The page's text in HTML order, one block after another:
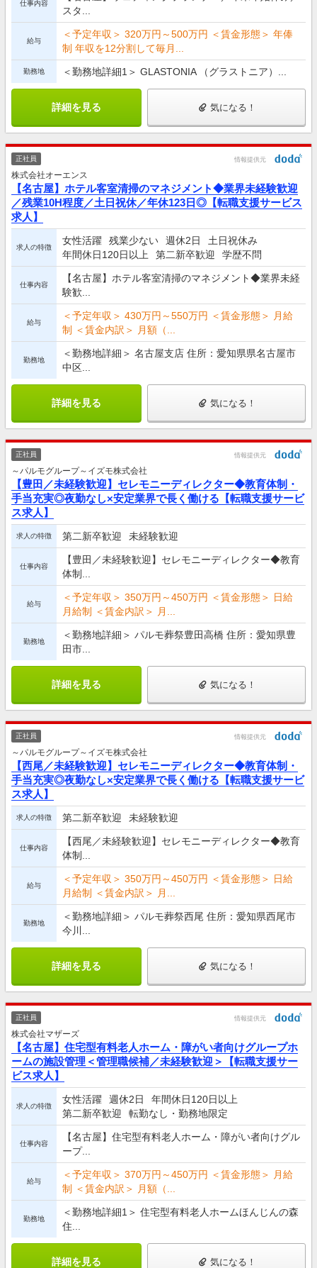
仕事内容
スタ...
給与
＜予定年収＞ 320万円～500万円 ＜賃金形態＞ 年俸
制 年収を12分割して毎月...
勤務地 ＜勤務地詳細1＞ GLASTONIA （グラストニア）...
詳細を見る 気になる！
正社員 情報提供元
株式会社オーエンス
【名古屋】ホテル客室清掃のマネジメント◆業界未経験歓迎
／残業10H程度／土日祝休／年休123日◎【転職支援サービス
求人】
求人の特徴
女性活躍 残業少ない 週休2日
土日祝休み
年間休日120日以上
第二新卒歓迎 学歴不問
仕事内容
【名古屋】ホテル客室清掃のマネジメント◆業界未経
験歓...
給与
＜予定年収＞ 430万円～550万円 ＜賃金形態＞ 月給
制 ＜賃金内訳＞ 月額（...
勤務地
＜勤務地詳細＞ 名古屋支店 住所：愛知県県名古屋市
中区...
詳細を見る 気になる！
正社員 情報提供元
～パルモグループ～イズモ株式会社
【豊田／未経験歓迎】セレモニーディレクター◆教育体制・
手当充実◎夜勤なし×安定業界で長く働ける【転職支援サービ
ス求人】
求人の特徴 第二新卒歓迎 未経験歓迎
仕事内容
【豊田／未経験歓迎】セレモニーディレクター◆教育
体制...
給与
＜予定年収＞ 350万円～450万円 ＜賃金形態＞ 日給
月給制 ＜賃金内訳＞ 月...
勤務地
＜勤務地詳細＞ パルモ葬祭豊田高橋 住所：愛知県豊
田市...
詳細を見る 気になる！
正社員 情報提供元
～パルモグループ～イズモ株式会社
【西尾／未経験歓迎】セレモニーディレクター◆教育体制・
手当充実◎夜勤なし×安定業界で長く働ける【転職支援サービ
ス求人】
求人の特徴 第二新卒歓迎 未経験歓迎
仕事内容
【西尾／未経験歓迎】セレモニーディレクター◆教育
体制...
給与
＜予定年収＞ 350万円～450万円 ＜賃金形態＞ 日給
月給制 ＜賃金内訳＞ 月...
勤務地
＜勤務地詳細＞ パルモ葬祭西尾 住所：愛知県西尾市
今川...
詳細を見る 気になる！
正社員 情報提供元
株式会社マザーズ
【名古屋】住宅型有料老人ホーム・障がい者向けグループホ
ームの施設管理＜管理職候補／未経験歓迎＞【転職支援サー
ビス求人】
求人の特徴
女性活躍 週休2日
年間休日120日以上
第二新卒歓迎
転勤なし・勤務地限定
仕事内容
【名古屋】住宅型有料老人ホーム・障がい者向けグル
ープ...
給与
＜予定年収＞ 370万円～450万円 ＜賃金形態＞ 月給
制 ＜賃金内訳＞ 月額（...
勤務地
＜勤務地詳細1＞ 住宅型有料老人ホームほんじんの森
住...
詳細を見る 気になる！